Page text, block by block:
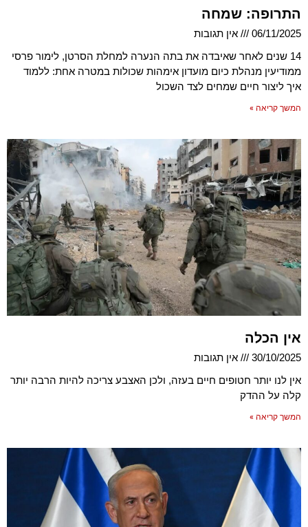
התרופה: שמחה
06/11/2025
אין תגובות
14 שנים לאחר שאיבדה את בתה הנערה למחלת הסרטן, לימור פרסי
ממודיעין מנהלת כיום מועדון אימהות שכולות במטרה אחת: ללמוד
איך ליצור חיים שמחים לצד השכול
המשך קריאה »
אין הכלה
30/10/2025
אין תגובות
אין לנו יותר חטופים חיים בעזה, ולכן האצבע צריכה להיות הרבה יותר
קלה על ההדק
המשך קריאה »